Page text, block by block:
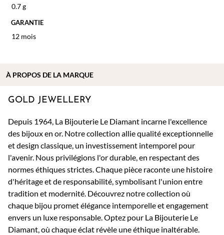
0.7 g
GARANTIE
12 mois
GOLD JEWELLERY
Depuis 1964, La Bijouterie Le Diamant incarne l'excellence
des bijoux en or. Notre collection allie qualité exceptionnelle
et design classique, un investissement intemporel pour
l'avenir. Nous privilégions l'or durable, en respectant des
normes éthiques strictes. Chaque pièce raconte une histoire
d'héritage et de responsabilité, symbolisant l'union entre
tradition et modernité. Découvrez notre collection où
chaque bijou promet élégance intemporelle et engagement
envers un luxe responsable. Optez pour La Bijouterie Le
Diamant, où chaque éclat révèle une éthique inaltérable.
À PROPOS DE LA MARQUE